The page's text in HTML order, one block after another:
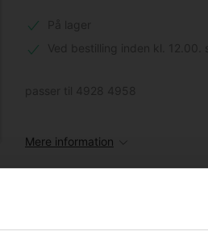
Mere information